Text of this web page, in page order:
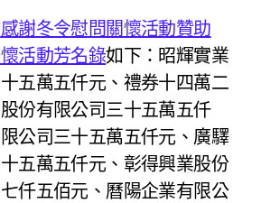
感謝冬令慰問關懷活動贊助
活動芳名錄如下：昭輝實業
五萬五仟元、禮券十四萬二
份有限公司三十五萬五仟
公司三十五萬五仟元、廣驛
五萬五仟元、彰得興業股份
仟五佰元、曆陽企業有限公